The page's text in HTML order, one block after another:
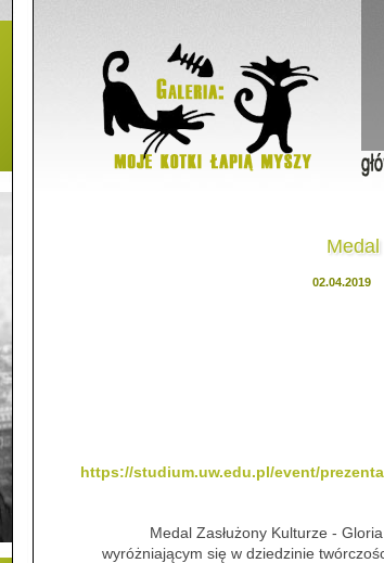
Medal
02.04.2019
https://studium.uw.edu.pl/event/
Medal Zasłużony Kulturze -
wyróżniającym się w dziedzinie